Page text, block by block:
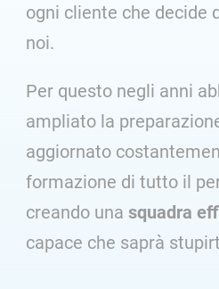
ogni cliente che decide
noi.
Per questo negli anni
ampliato la
aggiornato
formazione di tutto il
creando unasquadra
capace che saprà